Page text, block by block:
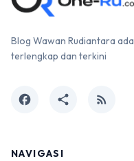
Blog Wawan Rudiantara
terlengkap dan terkini
facebook share rss_feed
NAVIGASI